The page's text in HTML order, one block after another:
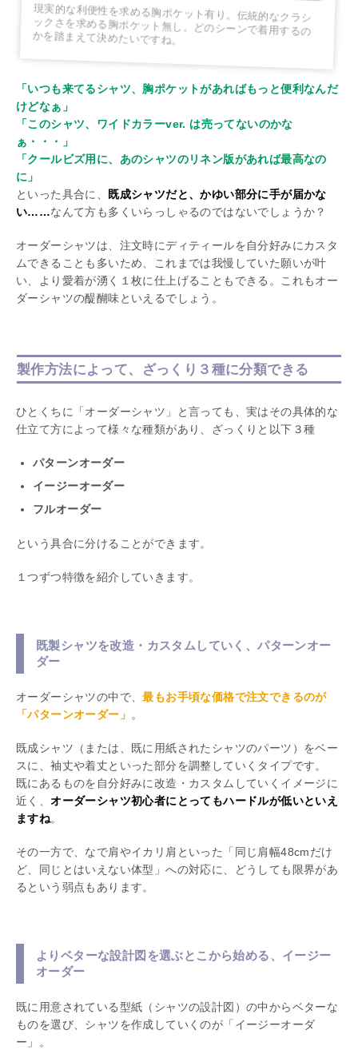
現実的な利便性を求める胸ポケット有り。伝統的なクラシ
ックさを求める胸ポケット無し。どのシーンで着用するの
かを踏まえて決めたいですね。
「いつも来てるシャツ、胸ポケットがあればもっと便利なんだ
けどなぁ」
「このシャツ、ワイドカラーver. は売ってないのかな
ぁ・・・」
「クールビズ用に、あのシャツのリネン版があれば最高なの
に」
といった具合に、
既成シャツだと、かゆい部分に手が届かな
い……なんて方も多くいらっしゃるのではないでしょうか？
オーダーシャツは、注文時にディティールを自分好みにカスタ
ムできることも多いため、これまでは我慢していた願いが叶
い、より愛着が湧く１枚に仕上げることもできる。これもオー
ダーシャツの醍醐味といえるでしょう。
製作方法によって、ざっくり３種に分類できる
ひとくちに「オーダーシャツ」と言っても、実はその具体的な
仕立て方によって様々な種類があり、ざっくりと以下３種
パターンオーダー
イージーオーダー
フルオーダー
という具合に分けることができます。
１つずつ特徴を紹介していきます。
既製シャツを改造・カスタムしていく、パターンオー
ダー
オーダーシャツの中で、最もお手頃な価格で注文できるのが
「パターンオーダー」 。
既成シャツ（または、既に用紙されたシャツのパーツ）をベー
スに、袖丈や着丈といった部分を調整していくタイプです。
既にあるものを自分好みに改造・カスタムしていくイメージに
近く、オーダーシャツ初心者にとってもハードルが低いといえ
ますね。
その一方で、なで肩やイカリ肩といった「同じ肩幅48cmだけ
ど、同じとはいえない体型」への対応に、どうしても限界があ
るという弱点もあります。
よりベターな設計図を選ぶとこから始める、イージー
オーダー
既に用意されている型紙（シャツの設計図）の中からベターな
ものを選び、シャツを作成していくのが「イージーオーダ
ー」。